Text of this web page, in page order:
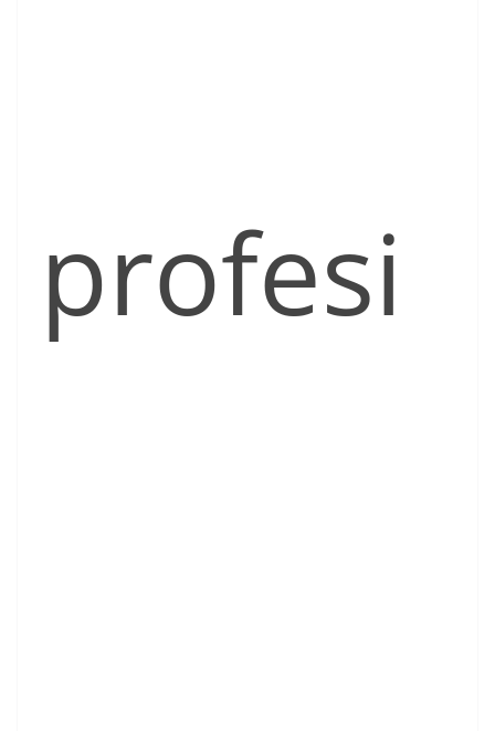
profesi